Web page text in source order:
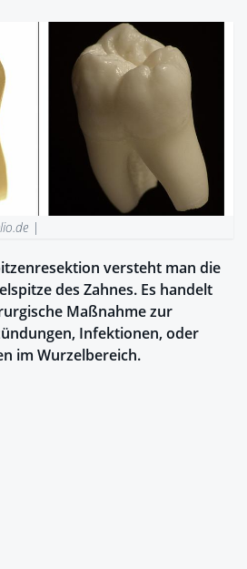
|
versteht man die
des Zahnes. Es handelt
Maßnahme zur
Infektionen, oder
im Wurzelbereich.